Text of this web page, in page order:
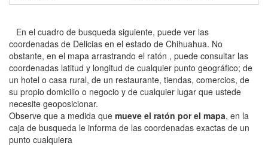
En el cuadro de busqueda siguiente, puede ver las
coordenadas de Delicias en el estado de Chihuahua. No
obstante, en el mapa arrastrando el ratón , puede consultar las
coordenadas latitud y longitud de cualquier punto geográfico; de
un hotel o casa rural, de un restaurante, tiendas, comercios, de
su propio domicilio o negocio y de cualquier lugar que ustede
necesite geoposicionar.
Observe que a medida que mueve el ratón por el mapa, en la
caja de busqueda le informa de las coordenadas exactas de un
punto cualquiera